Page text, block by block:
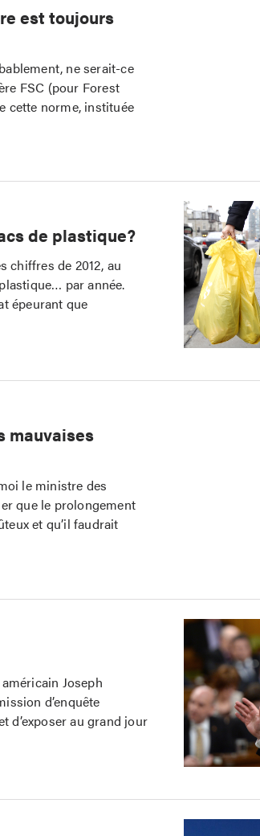
est toujours
ne serait-ce
FSC (pour Forest
cette norme, instituée
de plastique?
chiffres de 2012, au
par année.
épeurant que
mauvaises
le ministre des
que le prolongement
et qu’il faudrait
Joseph
d’enquête
d’exposer au grand jour